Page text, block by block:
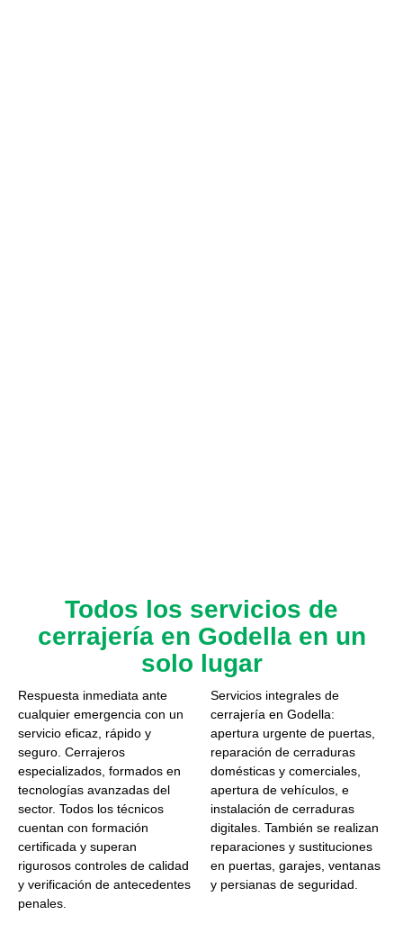
Todos los servicios de
cerrajería en Godella en un
solo lugar
Respuesta inmediata ante
cualquier emergencia con un
servicio eficaz, rápido y
seguro. Cerrajeros
especializados, formados en
tecnologías avanzadas del
sector. Todos los técnicos
cuentan con formación
certificada y superan
rigurosos controles de calidad
y verificación de antecedentes
penales.
Servicios integrales de
cerrajería en Godella:
apertura urgente de puertas,
reparación de cerraduras
domésticas y comerciales,
apertura de vehículos, e
instalación de cerraduras
digitales. También se realizan
reparaciones y sustituciones
en puertas, garajes, ventanas
y persianas de seguridad.